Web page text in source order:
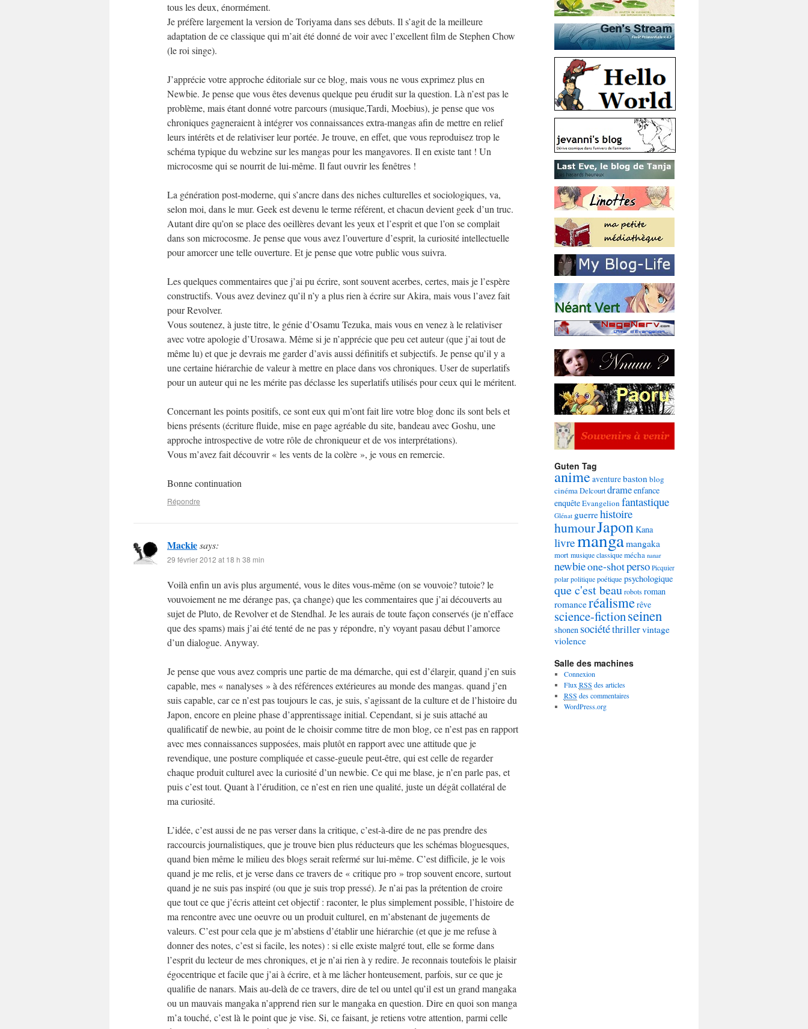
tous les deux, énormément.
Je préfère largement la version de Toriyama dans ses débuts. Il s’agit de la meilleure
adaptation de ce classique qui m’ait été donné de voir avec l’excellent film de Stephen Chow
(le roi singe).
J’apprécie votre approche éditoriale sur ce blog, mais vous ne vous exprimez plus en
Newbie. Je pense que vous êtes devenus quelque peu érudit sur la question. Là n’est pas le
problème, mais étant donné votre parcours (musique,Tardi, Moebius), je pense que vos
chroniques gagneraient à intégrer vos connaissances extra-mangas afin de mettre en relief
leurs intérêts et de relativiser leur portée. Je trouve, en effet, que vous reproduisez trop le
schéma typique du webzine sur les mangas pour les mangavores. Il en existe tant ! Un
microcosme qui se nourrit de lui-même. Il faut ouvrir les fenêtres !
La génération post-moderne, qui s’ancre dans des niches culturelles et sociologiques, va,
selon moi, dans le mur. Geek est devenu le terme référent, et chacun devient geek d’un truc.
Autant dire qu’on se place des oeillères devant les yeux et l’esprit et que l’on se complait
dans son microcosme. Je pense que vous avez l’ouverture d’esprit, la curiosité intellectuelle
pour amorcer une telle ouverture. Et je pense que votre public vous suivra.
Les quelques commentaires que j’ai pu écrire, sont souvent acerbes, certes, mais je l’espère
constructifs. Vous avez devinez qu’il n’y a plus rien à écrire sur Akira, mais vous l’avez fait
pour Revolver.
Vous soutenez, à juste titre, le génie d’Osamu Tezuka, mais vous en venez à le relativiser
avec votre apologie d’Urosawa. Même si je n’apprécie que peu cet auteur (que j’ai tout de
même lu) et que je devrais me garder d’avis aussi définitifs et subjectifs. Je pense qu’il y a
une certaine hiérarchie de valeur à mettre en place dans vos chroniques. User de superlatifs
pour un auteur qui ne les mérite pas déclasse les superlatifs utilisés pour ceux qui le méritent.
Concernant les points positifs, ce sont eux qui m’ont fait lire votre blog donc ils sont bels et
biens présents (écriture fluide, mise en page agréable du site, bandeau avec Goshu, une
approche introspective de votre rôle de chroniqueur et de vos interprétations).
Vous m’avez fait découvrir « les vents de la colère », je vous en remercie.
Bonne continuation
Répondre
Mackiesays:
29 février 2012 at 18 h 38 min
Voilà enfin un avis plus argumenté, vous le dites vous-même (on se vouvoie? tutoie? le
vouvoiement ne me dérange pas, ça change) que les commentaires que j’ai découverts au
sujet de Pluto, de Revolver et de Stendhal. Je les aurais de toute façon conservés (je n’efface
que des spams) mais j’ai été tenté de ne pas y répondre, n’y voyant pasau début l’amorce
d’un dialogue. Anyway.
Je pense que vous avez compris une partie de ma démarche, qui est d’élargir, quand j’en suis
capable, mes « nanalyses » à des références extérieures au monde des mangas. quand j’en
suis capable, car ce n’est pas toujours le cas, je suis, s’agissant de la culture et de l’histoire du
Japon, encore en pleine phase d’apprentissage initial. Cependant, si je suis attaché au
qualificatif de newbie, au point de le choisir comme titre de mon blog, ce n’est pas en rapport
avec mes connaissances supposées, mais plutôt en rapport avec une attitude que je
revendique, une posture compliquée et casse-gueule peut-être, qui est celle de regarder
chaque produit culturel avec la curiosité d’un newbie. Ce qui me blase, je n’en parle pas, et
puis c’est tout. Quant à l’érudition, ce n’est en rien une qualité, juste un dégât collatéral de
ma curiosité.
L’idée, c’est aussi de ne pas verser dans la critique, c’est-à-dire de ne pas prendre des
raccourcis journalistiques, que je trouve bien plus réducteurs que les schémas bloguesques,
quand bien même le milieu des blogs serait refermé sur lui-même. C’est difficile, je le vois
quand je me relis, et je verse dans ce travers de « critique pro » trop souvent encore, surtout
quand je ne suis pas inspiré (ou que je suis trop pressé). Je n’ai pas la prétention de croire
que tout ce que j’écris atteint cet objectif : raconter, le plus simplement possible, l’histoire de
ma rencontre avec une oeuvre ou un produit culturel, en m’abstenant de jugements de
valeurs. C’est pour cela que je m’abstiens d’établir une hiérarchie (et que je me refuse à
donner des notes, c’est si facile, les notes) : si elle existe malgré tout, elle se forme dans
l’esprit du lecteur de mes chroniques, et je n’ai rien à y redire. Je reconnais toutefois le plaisir
égocentrique et facile que j’ai à écrire, et à me lâcher honteusement, parfois, sur ce que je
qualifie de nanars. Mais au-delà de ce travers, dire de tel ou untel qu’il est un grand mangaka
ou un mauvais mangaka n’apprend rien sur le mangaka en question. Dire en quoi son manga
m’a touché, c’est là le point que je vise. Si, ce faisant, je retiens votre attention, parmi celle
Guten Tag
animeaventurebaston blog
cinémaDelcourtdrameenfance
enquêteEvangelion fantastique
Glénat guerrehistoire
humourJapon Kana
livremangamangaka
mortmusique classiquemécha nanar
newbieone-shotperso Picquier
polar politique poétique psychologique
que c'est beaurobotsroman
romanceréalismerêve
science-fictionseinen
shonen sociététhrillervintage
violence
Salle des machines
Connexion
Flux RSS des articles
RSS des commentaires
WordPress.org